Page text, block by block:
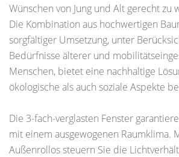
Wünschen von Jung und Alt gerecht zu
Die Kombination aus hochwertigen
sorgfältiger Umsetzung, unter
Bedürfnisse älterer und
Menschen, bietet eine nachhaltige
ökologische als auch soziale Aspekte
Die 3-fach-verglasten Fenster
mit einem ausgewogenen Raumklima.
Außenrollos steuern Sie die